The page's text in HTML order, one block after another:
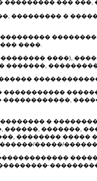
���
��������� �
����.
����),
�������,
�����������
�
�������,
��������
�����/������